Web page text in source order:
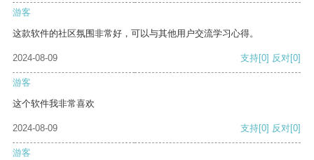
游客
这款软件的社区氛围非常好，可以与其他用户交流学习心得。
2024-08-09 支持[0] 反对[0]
游客
这个软件我非常喜欢
2024-08-09 支持[0] 反对[0]
游客